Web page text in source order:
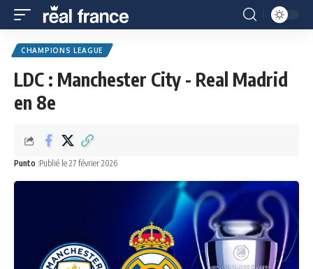
CHAMPIONS LEAGUE
LDC : Manchester City - Real Madrid
en 8e
Punto Publié le 27 février 2026